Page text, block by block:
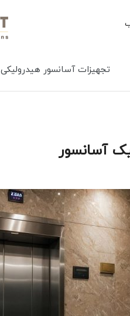
تجهیزات آسانسور هیدرولیکی
آسانسور